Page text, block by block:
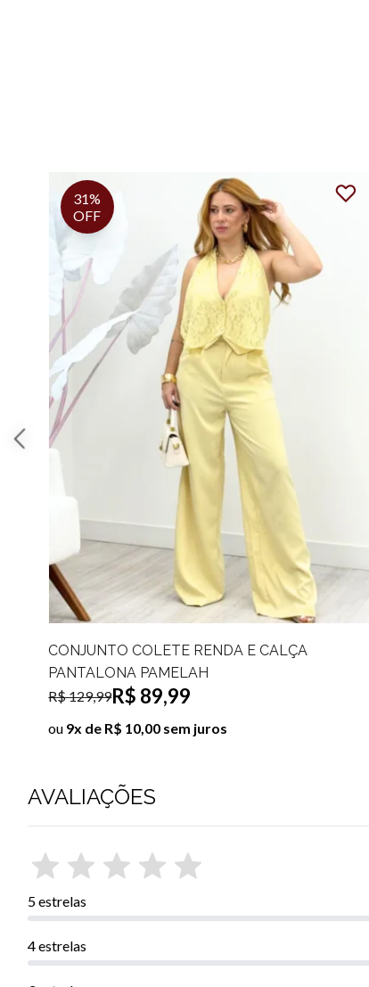
CONJUNTO ALFAIATARIA COLETE TRÊS
BOTÕES E CALÇA PANTALONA MAYLA
R$ 149,99R$ 89,99
ou 9x de R$ 10,00 sem juros
40%
OFF
AVALIAÇÕES
5 estrelas
4 estrelas